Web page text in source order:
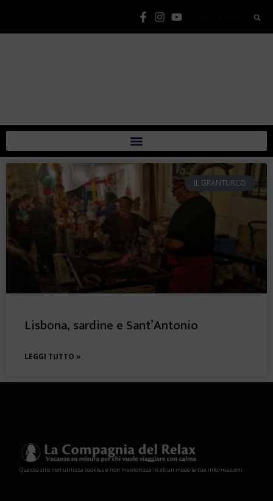
IL GRANTURCO
Lisbona, sardine e Sant’Antonio
LEGGI TUTTO »
Questo sito non utilizza cookies e non memorizza in alcun modo le tue informazioni